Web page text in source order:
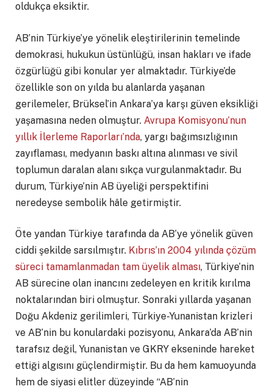
oldukça eksiktir.
AB’nin Türkiye’ye yönelik eleştirilerinin temelinde
demokrasi, hukukun üstünlüğü, insan hakları ve ifade
özgürlüğü gibi konular yer almaktadır. Türkiye’de
özellikle son on yılda bu alanlarda yaşanan
gerilemeler, Brüksel’in Ankara’ya karşı güven eksikliği
yaşamasına neden olmuştur. Avrupa Komisyonu’nun
yıllık İlerleme Raporları’nda, yargı bağımsızlığının
zayıflaması, medyanın baskı altına alınması ve sivil
toplumun daralan alanı sıkça vurgulanmaktadır. Bu
durum, Türkiye’nin AB üyeliği perspektifini
neredeyse sembolik hâle getirmiştir.
Öte yandan Türkiye tarafında da AB’ye yönelik güven
ciddi şekilde sarsılmıştır. Kıbrıs’ın 2004 yılında çözüm
süreci tamamlanmadan tam üyelik alması, Türkiye’nin
AB sürecine olan inancını zedeleyen en kritik kırılma
noktalarından biri olmuştur. Sonraki yıllarda yaşanan
Doğu Akdeniz gerilimleri, Türkiye-Yunanistan krizleri
ve AB’nin bu konulardaki pozisyonu, Ankara’da AB’nin
tarafsız değil, Yunanistan ve GKRY ekseninde hareket
ettiği algısını güçlendirmiştir. Bu da hem kamuoyunda
hem de siyasi elitler düzeyinde “AB’nin